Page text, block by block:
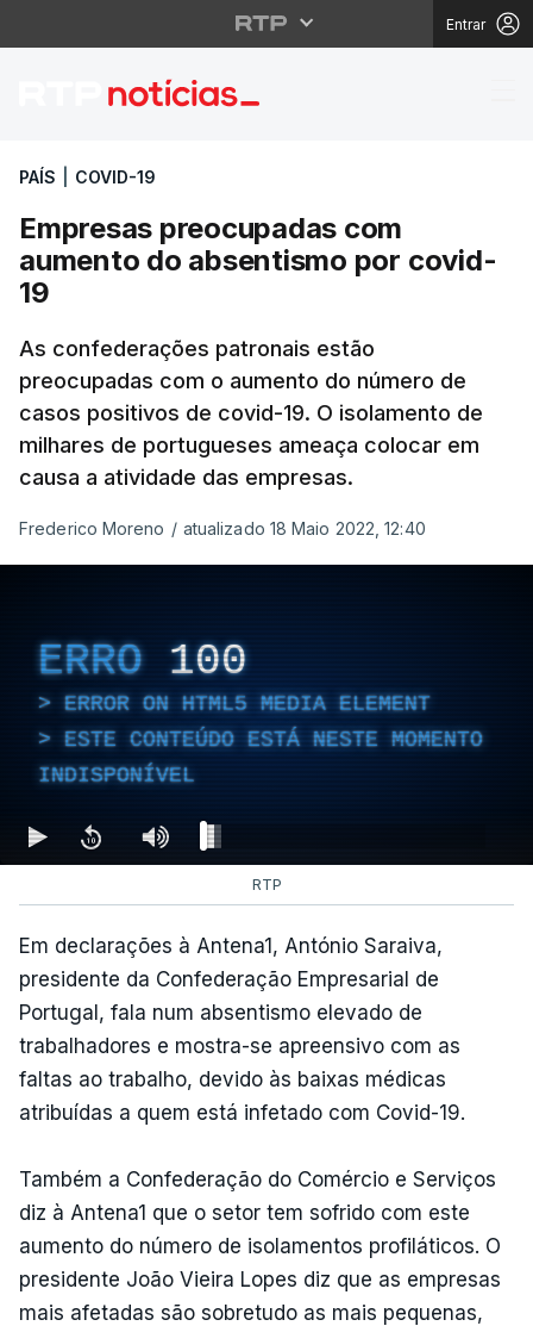
Entrar
Empresas
PAÍS COVID-19
Empresas preocupadas com
aumento do absentismo por covid-
19
As confederações patronais estão
preocupadas com o aumento do número de
casos positivos de covid-19. O isolamento de
milhares de portugueses ameaça colocar em
causa a atividade das empresas.
Frederico Moreno / atualizado 18 Maio 2022, 12:40
ERRO 100
ERROR ON HTML5 MEDIA ELEMENT
ESTE CONTEÚDO ESTÁ NESTE MOMENTO
INDISPONÍVEL
RTP
Em declarações à Antena1, António Saraiva,
presidente da Confederação Empresarial de
Portugal, fala num absentismo elevado de
trabalhadores e mostra-se apreensivo com as
faltas ao trabalho, devido às baixas médicas
atribuídas a quem está infetado com Covid-19.
Também a Confederação do Comércio e Serviços
diz à Antena1 que o setor tem sofrido com este
aumento do número de isolamentos profiláticos. O
presidente João Vieira Lopes diz que as empresas
mais afetadas são sobretudo as mais pequenas,